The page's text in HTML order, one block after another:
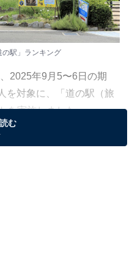
の駅」ランキング
2025年9月5〜6日の期
を対象に、「道の駅（旅
を実施しました。
たいと思う岡山県の道の
む